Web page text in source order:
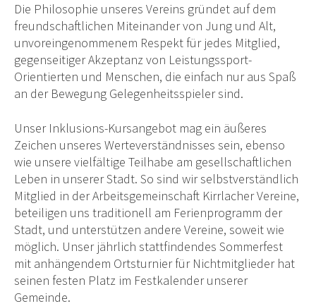
Die Philosophie unseres Vereins gründet auf dem
freundschaftlichen Miteinander von Jung und Alt,
unvoreingenommenem Respekt für jedes Mitglied,
gegenseitiger Akzeptanz von Leistungssport-
Orientierten und Menschen, die einfach nur aus Spaß
an der Bewegung Gelegenheitsspieler sind.
Unser Inklusions-Kursangebot mag ein äußeres
Zeichen unseres Werteverständnisses sein, ebenso
wie unsere vielfältige Teilhabe am gesellschaftlichen
Leben in unserer Stadt. So sind wir selbstverständlich
Mitglied in der Arbeitsgemeinschaft Kirrlacher Vereine,
beteiligen uns traditionell am Ferienprogramm der
Stadt, und unterstützen andere Vereine, soweit wie
möglich. Unser jährlich stattfindendes Sommerfest
mit anhängendem Ortsturnier für Nichtmitglieder hat
seinen festen Platz im Festkalender unserer
Gemeinde.